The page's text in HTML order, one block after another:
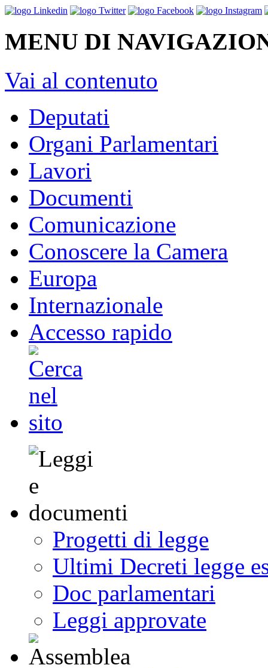
MENU DI
Vai al contenuto
Deputati
Organi Parlamentari
Lavori
Documenti
Comunicazione
Conoscere la Camera
Europa
Internazionale
Accesso rapido
Progetti di legge
Ultimi Decreti legge
Doc parlamentari
Leggi approvate